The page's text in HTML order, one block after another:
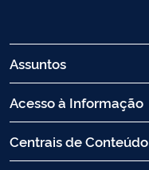
Assuntos
Acesso à Informação
Centrais de Conteúdo